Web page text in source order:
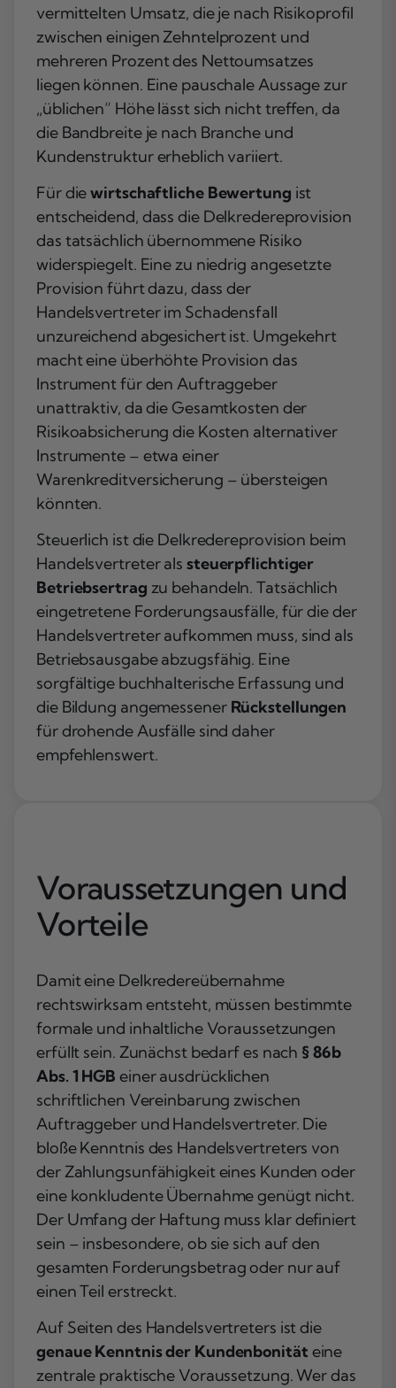
vermittelten Umsatz, die je nach Risikoprofil
zwischen einigen Zehntelprozent und
mehreren Prozent des Nettoumsatzes
liegen können. Eine pauschale Aussage zur
„üblichen“ Höhe lässt sich nicht treffen, da
die Bandbreite je nach Branche und
Kundenstruktur erheblich variiert.
Für diewirtschaftliche Bewertung ist
entscheidend, dass die Delkredereprovision
das tatsächlich übernommene Risiko
widerspiegelt. Eine zu niedrig angesetzte
Provision führt dazu, dass der
Handelsvertreter im Schadensfall
unzureichend abgesichert ist. Umgekehrt
macht eine überhöhte Provision das
Instrument für den Auftraggeber
unattraktiv, da die Gesamtkosten der
Risikoabsicherung die Kosten alternativer
Instrumente – etwa einer
Warenkreditversicherung – übersteigen
könnten.
Steuerlich ist die Delkredereprovision beim
Handelsvertreter als steuerpflichtiger
Betriebsertrag zu behandeln. Tatsächlich
eingetretene Forderungsausfälle, für die der
Handelsvertreter aufkommen muss, sind als
Betriebsausgabe abzugsfähig. Eine
sorgfältige buchhalterische Erfassung und
die Bildung angemessener Rückstellungen
für drohende Ausfälle sind daher
empfehlenswert.
Voraussetzungen und
Vorteile
Damit eine Delkredereübernahme
rechtswirksam entsteht, müssen bestimmte
formale und inhaltliche Voraussetzungen
erfüllt sein. Zunächst bedarf es nach § 86b
Abs. 1 HGB einer ausdrücklichen
schriftlichen Vereinbarung zwischen
Auftraggeber und Handelsvertreter. Die
bloße Kenntnis des Handelsvertreters von
der Zahlungsunfähigkeit eines Kunden oder
eine konkludente Übernahme genügt nicht.
Der Umfang der Haftung muss klar definiert
sein – insbesondere, ob sie sich auf den
gesamten Forderungsbetrag oder nur auf
einen Teil erstreckt.
Auf Seiten des Handelsvertreters ist die
genaue Kenntnis der Kundenbonität eine
zentrale praktische Voraussetzung. Wer das